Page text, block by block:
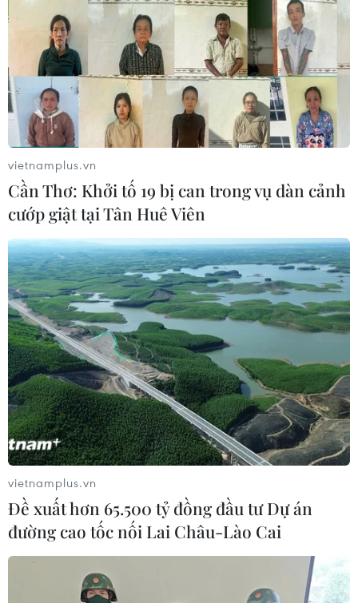
vietnamplus.vn
Cần Thơ: Khởi tố 19 bị can trong vụ dàn cảnh
cướp giật tại Tân Huê Viên
vietnamplus.vn
Đề xuất hơn 65.500 tỷ đồng đầu tư Dự án
đường cao tốc nối Lai Châu-Lào Cai